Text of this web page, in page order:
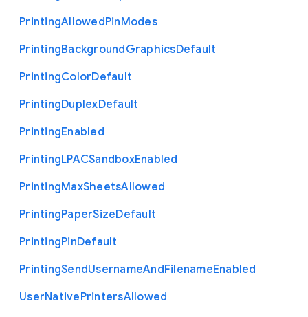
PrintingAllowedPinModes
PrintingBackgroundGraphicsDefault
PrintingColorDefault
PrintingDuplexDefault
PrintingEnabled
PrintingLPACSandboxEnabled
PrintingMaxSheetsAllowed
PrintingPaperSizeDefault
PrintingPinDefault
PrintingSendUsernameAndFilenameEnabled
UserNativePrintersAllowed